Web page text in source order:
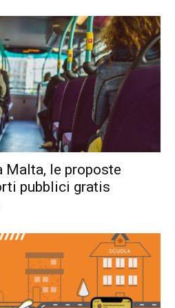
Malta, le proposte
pubblici gratis